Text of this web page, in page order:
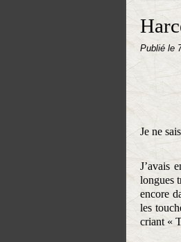
Publié le
Je ne
J’avais
longues
encore
les
criant «